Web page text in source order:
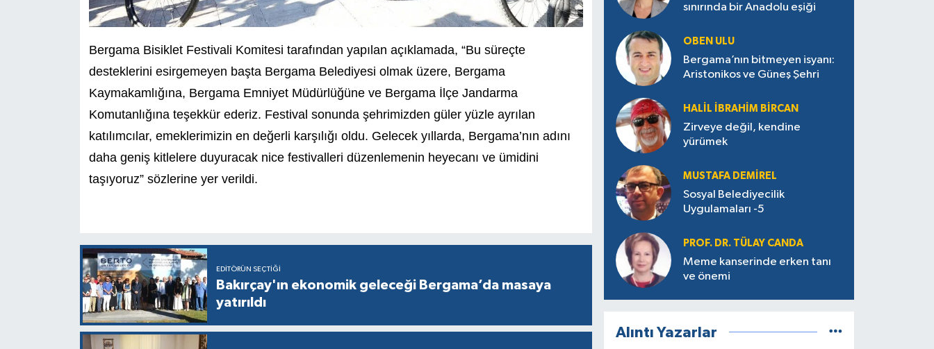
Bergama Bisiklet Festivali Komitesi tarafından yapılan açıklamada, “Bu süreçte
desteklerini esirgemeyen başta Bergama Belediyesi olmak üzere, Bergama
Kaymakamlığına, Bergama Emniyet Müdürlüğüne ve Bergama İlçe Jandarma
Komutanlığına teşekkür ederiz. Festival sonunda şehrimizden güler yüzle ayrılan
katılımcılar, emeklerimizin en değerli karşılığı oldu. Gelecek yıllarda, Bergama’nın adını
daha geniş kitlelere duyuracak nice festivalleri düzenlemenin heyecanı ve ümidini
taşıyoruz” sözlerine yer verildi.
EDITÖRÜN SEÇTIĞI
Bakırçay'ın ekonomik geleceği Bergama’da masaya
yatırıldı
sınırında bir Anadolu eşiği
OBEN ULU
Bergama’nın bitmeyen isyanı:
Aristonikos ve Güneş Şehri
HALIL İBRAHIM BIRCAN
Zirveye değil, kendine
yürümek
MUSTAFA DEMIREL
Sosyal Belediyecilik
Uygulamaları -5
PROF. DR. TÜLAY CANDA
Meme kanserinde erken tanı
ve önemi
Alıntı Yazarlar